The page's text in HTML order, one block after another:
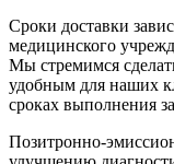
Сроки доставки
медицинского
Мы стремимся
удобным для наших
сроках выполнения
Позитронно-